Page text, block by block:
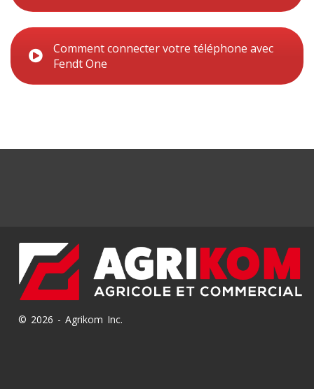
Comment connecter votre téléphone avec
Fendt One
© 2026 - Agrikom Inc.